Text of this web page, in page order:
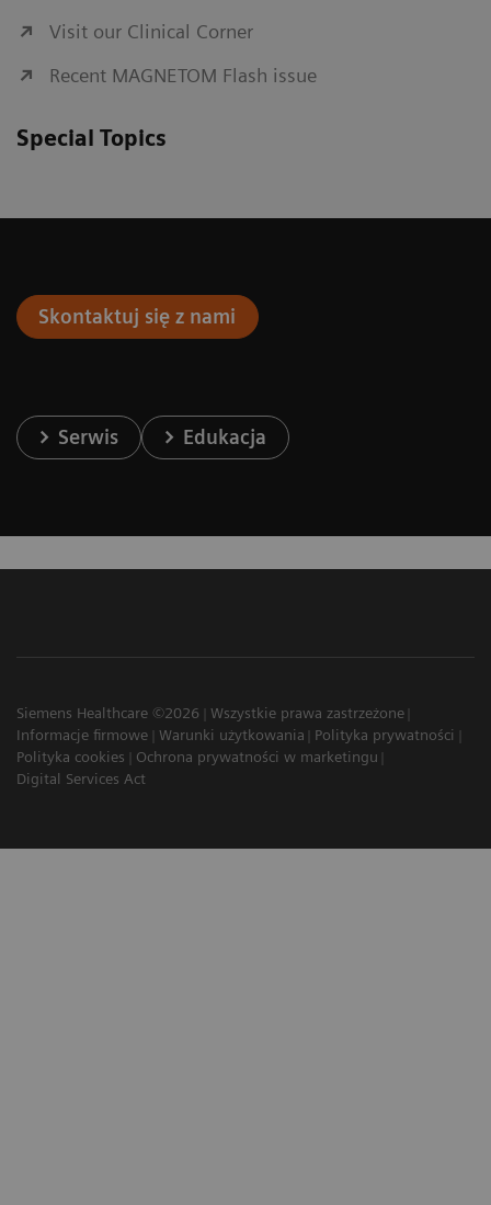
Visit our Clinical Corner
Recent MAGNETOM Flash issue
Special Topics
Skontaktuj się z nami
Serwis Edukacja
Siemens Healthcare ©2026
Wszystkie prawa zastrzeżone
Informacje firmowe
Warunki użytkowania
Polityka prywatności
Polityka cookies
Ochrona prywatności w marketingu
Digital Services Act